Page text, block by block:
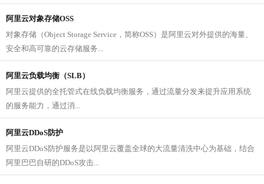
阿里云对象存储OSS
对象存储（Object Storage Service，简称OSS）是阿里云对外提供的海量、
安全和高可靠的云存储服务...
阿里云负载均衡（SLB）
阿里云提供的全托管式在线负载均衡服务，通过流量分发来提升应用系统
的服务能力，通过消...
阿里云DDoS防护
阿里云DDoS防护服务是以阿里云覆盖全球的大流量清洗中心为基础，结合
阿里巴巴自研的DDoS攻击...